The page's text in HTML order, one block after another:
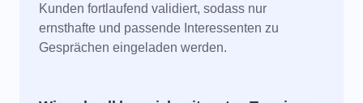
Kunden fortlaufend validiert, sodass nur
ernsthafte und passende Interessenten zu
Gesprächen eingeladen werden.